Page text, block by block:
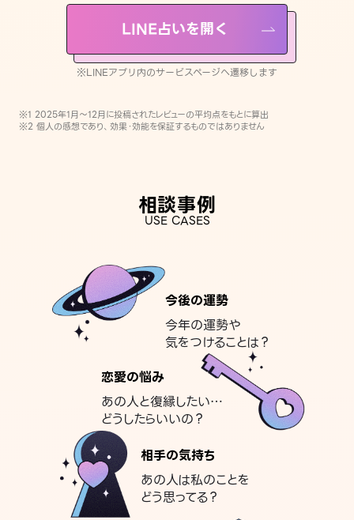
LINE占いを開く
※LINEアプリ内のサービスページへ遷移します
※1 2025年1月〜12月に投稿されたレビューの平均点をもとに算出
※2 個人の感想であり、効果・効能を保証するものではありません
相談事例
USE CASES
今後の運勢
今年の運勢や
気をつけることは？
恋愛の悩み
あの人と復縁したい…
どうしたらいいの？
相手の気持ち
あの人は私のことを
どう思ってる？